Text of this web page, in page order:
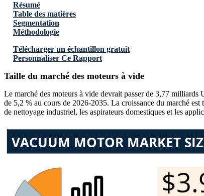
Résumé
Table des matières
Segmentation
Méthodologie
Télécharger un échantillon gratuit
Personnaliser Ce Rapport
Taille du marché des moteurs à vide
Le marché des moteurs à vide devrait passer de 3,77
de 5,2 % au cours de 2026-2035. La croissance du marché
de nettoyage industriel, les aspirateurs domestiques et les